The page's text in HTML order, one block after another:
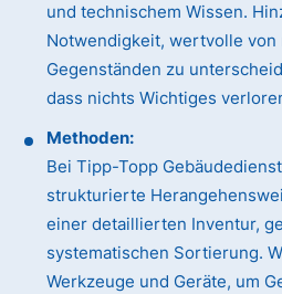
und technischem Wissen.
Notwendigkeit, wertvolle von
Gegenständen zu
dass nichts Wichtiges
Methoden:
Bei Tipp-Topp
strukturierte
einer detaillierten Inventur,
systematischen Sortierung.
Werkzeuge und Geräte, um